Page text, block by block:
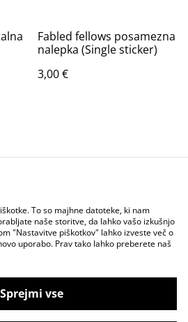
Fabled fellows posamezna
nalepka (Single sticker)
3,00 €
Legal Terms
Cookie Policy
online shop ✨
To so majhne datoteke, ki nam
naše storitve, da lahko vašo izkušnjo
"Nastavitve piškotkov" lahko izveste več o
uporabo. Prav tako lahko preberete naš
Sprejmi vse